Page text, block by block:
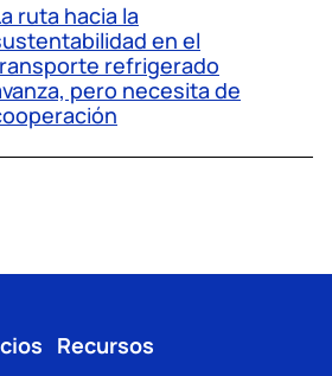
ruta hacia la
en el
refrigerado
pero necesita de
Recursos